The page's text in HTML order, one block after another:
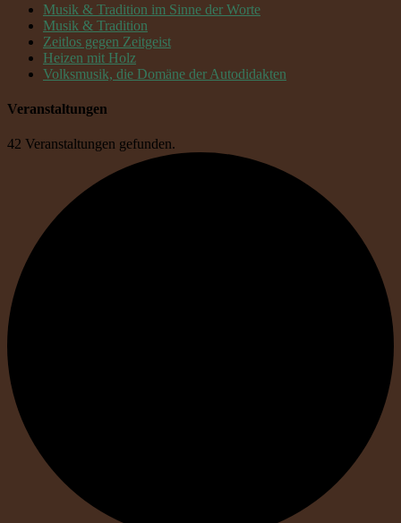
Musik & Tradition im Sinne der Worte
Musik & Tradition
Zeitlos gegen Zeitgeist
Heizen mit Holz
Volksmusik, die Domäne der Autodidakten
Veranstaltungen
42 Veranstaltungen gefunden.